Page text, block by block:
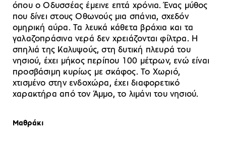
όπου ο Οδυσσέας έμεινε επτά χρόνια. Ένας μύθος
που δίνει στους Οθωνούς μια σπάνια, σχεδόν
ομηρική αύρα. Τα λευκά κάθετα βράχια και τα
γαλαζοπράσινα νερά δεν χρειάζονται φίλτρα. Η
σπηλιά της Καλυψούς, στη δυτική πλευρά του
νησιού, έχει μήκος περίπου 100 μέτρων, ενώ είναι
προσβάσιμη κυρίως με σκάφος. Το Χωριό,
χτισμένο στην ενδοχώρα, έχει διαφορετικό
χαρακτήρα από τον Άμμο, το λιμάνι του νησιού.
Μαθράκι